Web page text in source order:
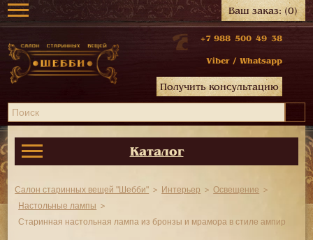
Ваш заказ:(0)
+7 988 500 49 38
Viber / Whatsapp
Получить консультацию
Каталог
Салон старинных вещей "Шебби" Интерьер
Освещение
Настольные лампы
Старинная настольная лампа из бронзы и мрамора в стиле ампир